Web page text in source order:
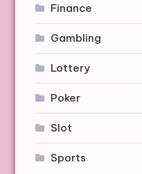
Finance
Gambling
Lottery
Poker
Slot
Sports